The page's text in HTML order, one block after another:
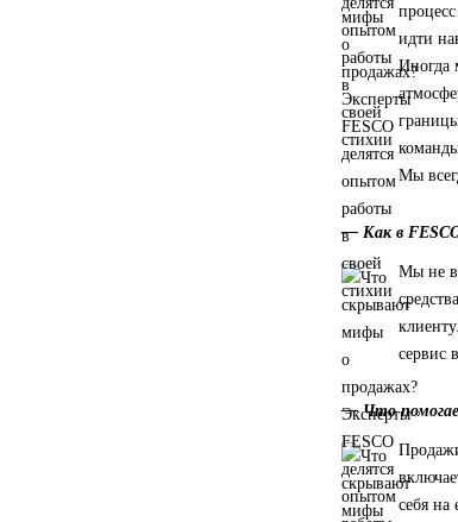
идти
Иногда
Мы
— Как в
Мы не
сервис
— Что
себя на